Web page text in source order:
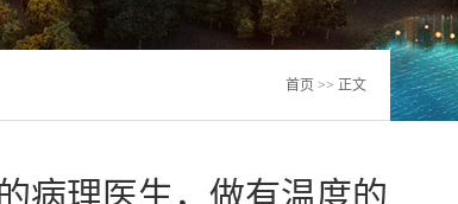
首页 >> 正文
病理医生，做有温度的